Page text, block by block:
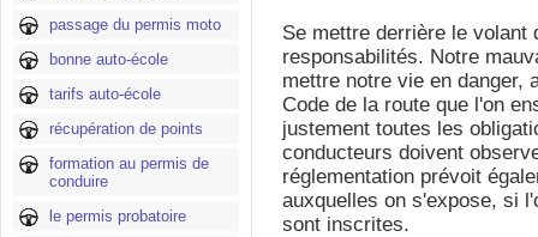
passage du permis moto
bonne auto-école
tarifs auto-école
récupération de points
formation au permis de
conduire
le permis probatoire
Se mettre derrière le volant
responsabilités. Notre
mettre notre vie en danger,
Code de la route que l'on
justement toutes les
conducteurs doivent
réglementation prévoit
auxquelles on s'expose, si
sont inscrites.